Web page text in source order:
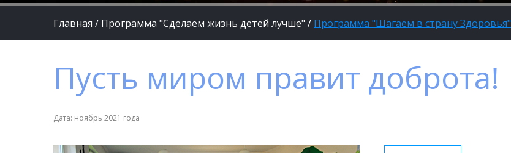
Главная / Программа "Сделаем жизнь детей лучше" / Программа "Шагаем в страну Здоровья"
Пусть миром правит доброта!
Дата: ноябрь 2021 года